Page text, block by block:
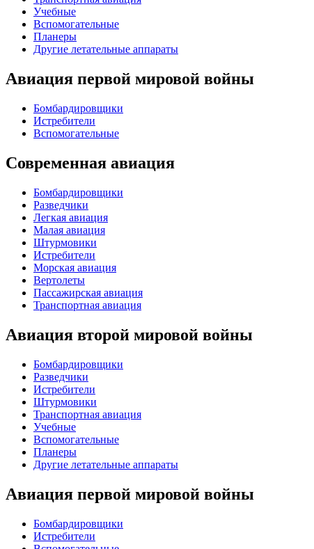
Учебные
Вспомогательные
Планеры
Другие летательные аппараты
Авиация первой мировой войны
Бомбардировщики
Истребители
Вспомогательные
Современная авиация
Бомбардировщики
Разведчики
Легкая авиация
Малая авиация
Штурмовики
Истребители
Морская авиация
Вертолеты
Пассажирская авиация
Транспортная авиация
Авиация второй мировой войны
Бомбардировщики
Разведчики
Истребители
Штурмовики
Транспортная авиация
Учебные
Вспомогательные
Планеры
Другие летательные аппараты
Авиация первой мировой войны
Бомбардировщики
Истребители